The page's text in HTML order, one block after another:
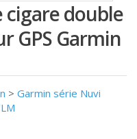
double
GPS Garmin
> Garmin série Nuvi